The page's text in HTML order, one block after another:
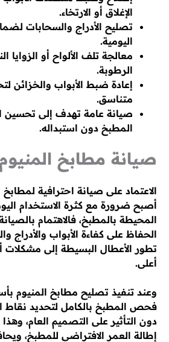
الإغلاق أو الارتخاء.
تصليح الأدراج والسحابات
اليومية.
معالجة تلف الألواح أو الزوايا
الرطوبة.
إعادة ضبط الأبواب والخزائن
متناسق.
صيانة عامة تهدف إلى تحسين
المطبخ دون استبداله.
صيانة مطابخ
الاعتماد على صيانة احترافية
أصبح ضرورة مع كثرة الاستخدام
المحيطة بالمطبخ، فالاهتمام
الحفاظ على كفاءة الأبواب والأدراج
تطور الأعطال البسيطة إلى مشكلات
أعلى.
وعند تنفيذ تصليح مطابخ المنيوم
فحص المطبخ بالكامل لتحديد نقاط
دون التأثير على التصميم العام،
إطالة العمر الافتراضي للمطبخ،